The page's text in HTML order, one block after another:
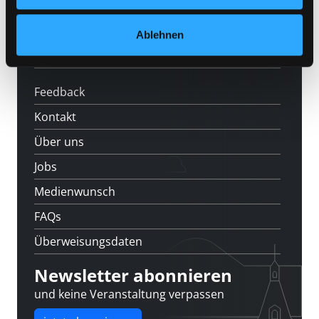
Ablehnen
News
Standorte
Feedback
Kontakt
Über uns
Jobs
Medienwunsch
FAQs
Überweisungsdaten
Newsletter abonnieren
und keine Veranstaltung verpassen